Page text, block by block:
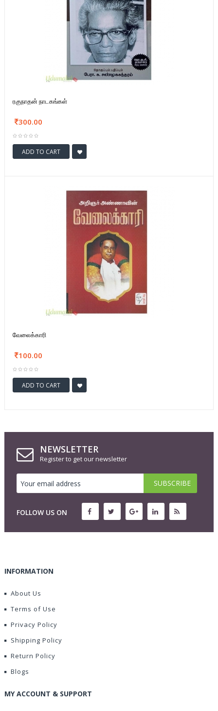
ரகுநாதன் நாடகங்கள்
300.00
ADD TO CART
வேலைக்காரி
100.00
ADD TO CART
NEWSLETTER
Register to get our newsletter
FOLLOW US ON
INFORMATION
About Us
Terms of Use
Privacy Policy
Shipping Policy
Return Policy
Blogs
MY ACCOUNT & SUPPORT